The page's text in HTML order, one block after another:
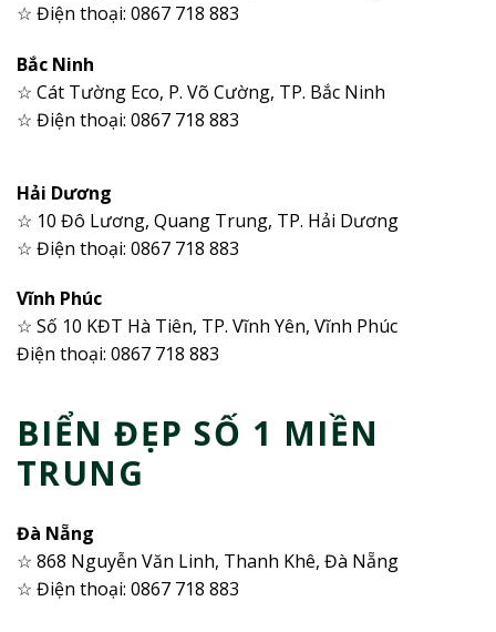
☆ Điện thoại: 0867 718 883
Bắc Ninh
☆ Cát Tường Eco, P. Võ Cường, TP. Bắc Ninh
☆ Điện thoại: 0867 718 883
Hải Dương
☆ 10 Đô Lương, Quang Trung, TP. Hải Dương
☆ Điện thoại: 0867 718 883
Vĩnh Phúc
☆ Số 10 KĐT Hà Tiên, TP. Vĩnh Yên, Vĩnh Phúc
Điện thoại: 0867 718 883
BIỂN ĐẸP SỐ 1 MIỀN
TRUNG
Đà Nẵng
☆ 868 Nguyễn Văn Linh, Thanh Khê, Đà Nẵng
☆ Điện thoại: 0867 718 883